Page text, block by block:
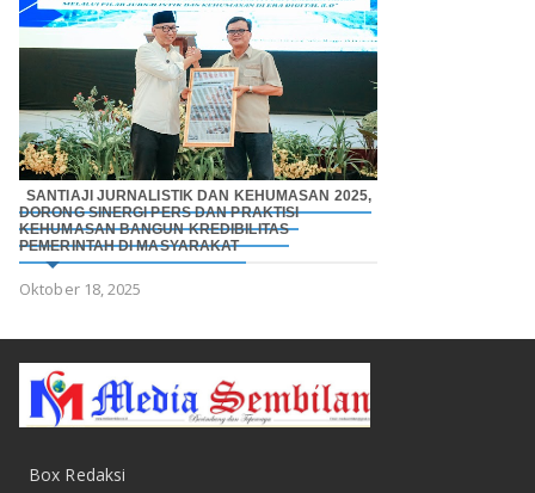
SANTIAJI JURNALISTIK DAN KEHUMASAN 2025,
DORONG SINERGI PERS DAN PRAKTISI
KEHUMASAN BANGUN KREDIBILITAS
PEMERINTAH DI MASYARAKAT
Oktober 18, 2025
Box Redaksi